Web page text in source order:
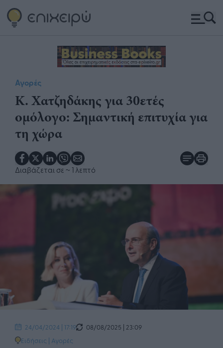
Αγορές
Κ. Χατζηδάκης για 30ετές
ομόλογο: Σημαντική επιτυχία για
τη χώρα
Διαβάζεται σε ~ 1 λεπτό
24/04/2024 | 17:19
08/08/2025 | 23:09
Ειδήσεις | Αγορές